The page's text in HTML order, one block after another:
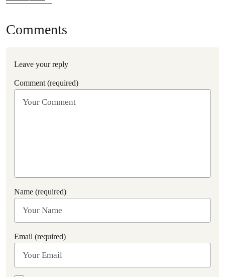
Comments
Leave your reply
Comment (required)
Name (required)
Email (required)